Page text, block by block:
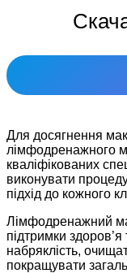
Для досягнення
лімфодренажного
кваліфікованих
виконувати
підхід до кожного
Лімфодренажний
підтримки
набряклість,
покращувати